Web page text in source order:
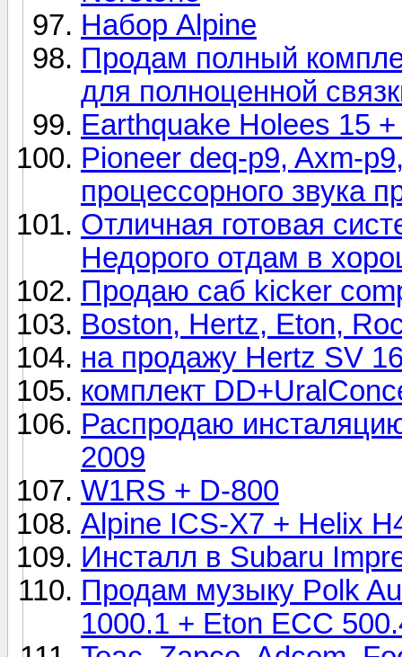
Набор Alpine
Продам полный
для полноценной
Earthquake Holees 15
Pioneer deq-p9, Axm-
процессорного звука
Отличная готовая
Недорого отдам в
Продаю саб kicker
Boston, Hertz, Eton,
на продажу Hertz SV
комплект
Распродаю
2009
W1RS + D-800
Alpine ICS-X7 + Helix
Инсталл в Subaru
Продам музыку Polk
1000.1 + Eton ECC